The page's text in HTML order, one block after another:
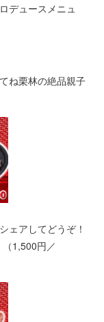
デュースメニュ
ね栗林の絶品親子
ェアしてどうぞ！
1,500円／